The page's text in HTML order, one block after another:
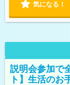
気になる！
説明会参加で
ト】生活のお